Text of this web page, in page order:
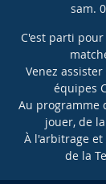
sam.
C'est parti
Venez
équipes
Au programme
jouer, de
À l'arbitrage et
de la